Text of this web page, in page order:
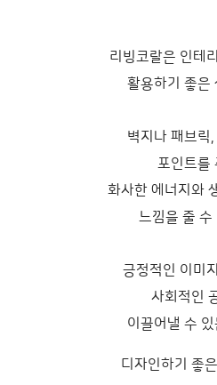
리빙코랄은 인테
활용하기 좋은
벽지나 패브릭,
포인트를
화사한 에너지와
느낌을 줄 수
긍정적인 이미
사회적인
이끌어낼 수
디자인하기 좋